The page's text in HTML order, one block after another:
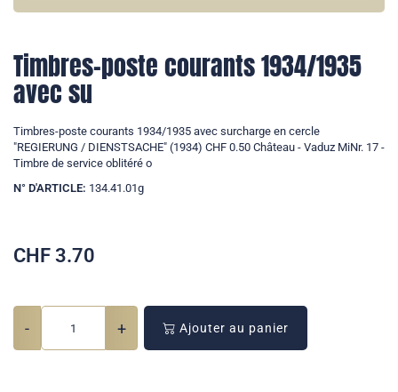
Timbres-poste courants 1934/1935
avec su
Timbres-poste courants 1934/1935 avec surcharge en cercle
"REGIERUNG / DIENSTSACHE" (1934) CHF 0.50 Château - Vaduz MiNr. 17 -
Timbre de service oblitéré o
N° D'ARTICLE: 134.41.01g
CHF 3.70
- + Ajouter au panier